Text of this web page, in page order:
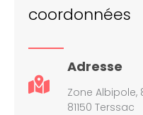
coordonnées
Adresse
Zone Albipole,
81150 Terssac